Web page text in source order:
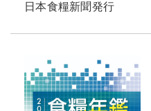
日本食糧新聞発行